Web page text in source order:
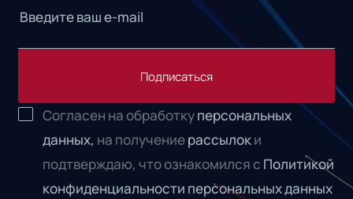
Подписаться
Согласен на обработкуперсональных
данных, на получениерассылоки
подтверждаю, что ознакомился с Политикой
конфиденциальности персональных данных